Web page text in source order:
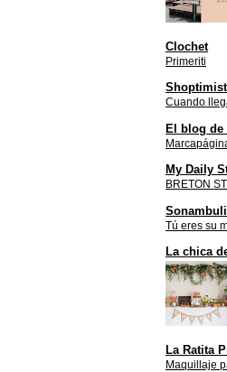
Clochet
Primeriti
Cuando
El blog de
My Daily
BRETON
Tú eres su
La chica
La Ratita
Maquillaje